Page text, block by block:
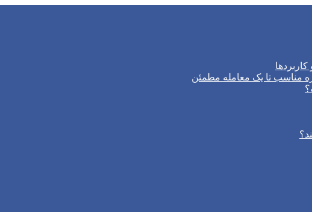
مناسب تا یک معامله مطمئن